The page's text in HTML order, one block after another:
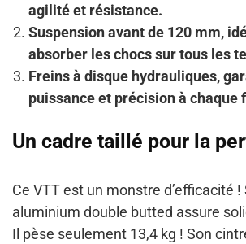
agilité et résistance.
Suspension avant de 120 mm,
absorber les chocs sur tous les
Freins à disque hydrauliques,
puissance et précision à chaque
Un cadre taillé pour la
Ce VTT est un monstre d’efficacité !
aluminium double butted assure
Il pèse seulement 13,4 kg ! Son